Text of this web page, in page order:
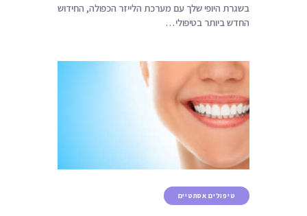
בשגרת היופי שלך עם מערכת הלייזר הכפולה, החידוש
החדש ביותר בטיפולי…
טיפולים אסתטיים